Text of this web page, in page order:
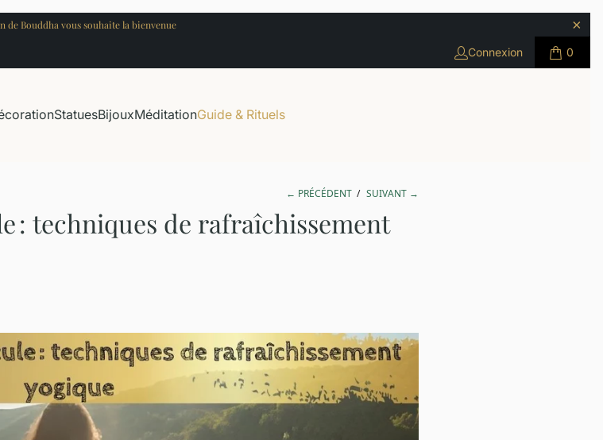
de Bouddha vous souhaite la bienvenue
Connexion 0
StatuesBijouxMéditationGuide & Rituels
← PRÉCÉDENT / SUIVANT →
: techniques de rafraîchissement